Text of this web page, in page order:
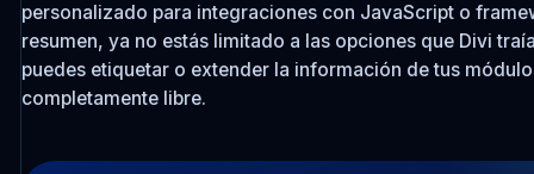
personalizado para integraciones con JavaScript o
resumen, ya no estás limitado a las opciones que Divi
puedes etiquetar o extender la información de tus
completamente libre.